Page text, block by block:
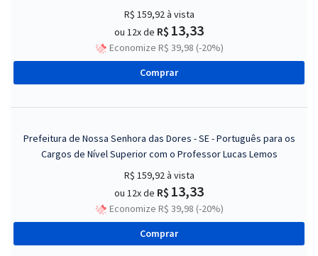
R$ 159,92à vista
ou 12x de R$ 13,33
Economize R$ 39,98 (-20%)
Comprar
Prefeitura de Nossa Senhora das Dores - SE - Português para os
Cargos de Nível Superior com o Professor Lucas Lemos
R$ 159,92à vista
ou 12x de R$ 13,33
Economize R$ 39,98 (-20%)
Comprar